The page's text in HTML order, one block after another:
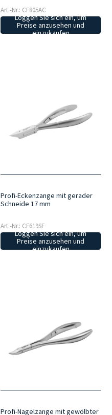
Art.-Nr.: CF805AC
Loggen Sie sich ein, um
Preise anzusehen und
einzukaufen
Profi-Eckenzange mit gerader
Schneide 17 mm
Art.-Nr.: CF619SF
Loggen Sie sich ein, um
Preise anzusehen und
einzukaufen
Profi-Nagelzange mit gewölbter